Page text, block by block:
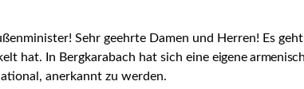
Sehr geehrte Damen und Herren! Es
hat. In Bergkarabach hat sich eine eigene
anerkannt zu werden.